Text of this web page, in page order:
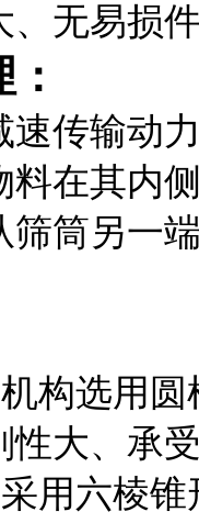
、无易损
速传输动
料在其内
筛筒另一
构选用圆
性大、承
用六棱锥